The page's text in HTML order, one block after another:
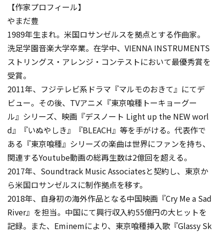
【作家プロフィール】
やまだ豊
1989年生まれ。米国ロサンゼルスを拠点とする作曲家。
洗足学園音楽大学卒業。在学中、VIENNA INSTRUMENTS
ストリングス・アレンジ・コンテストにおいて最優秀賞を
受賞。
2011年、フジテレビ系ドラマ『マルモのおきて』にてデ
ビュー。その後、TVアニメ『東京喰種トーキョーグー
ル』シリーズ、映画『デスノート Light up the NEW worl
d』『いぬやしき』『BLEACH』等を手がける。代表作で
ある『東京喰種』シリーズの楽曲は世界にファンを持ち、
関連するYoutube動画の総再生数は2億回を超える。
2017年、Soundtrack Music Associatesと契約し、東京か
ら米国ロサンゼルスに制作拠点を移す。
2018年、自身初の海外作品となる中国映画『Cry Me a Sad
River』を担当。中国にて興行収入約55億円の大ヒットを
記録。また、Eminemにより、東京喰種挿入歌『Glassy Sk